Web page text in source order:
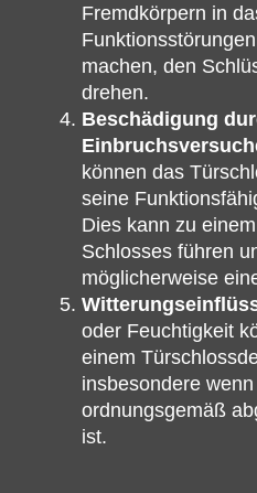
Fremdkörpern in
machen, den
drehen.
Beschädigung
können das
seine
Dies kann zu
Schlosses führen
möglicherweise
oder Feuchtigkeit
einem
insbesondere
ordnungsgemäß
ist.